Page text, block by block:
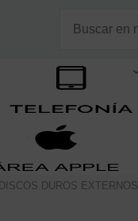
DISCOS DUROS EXTERNOS